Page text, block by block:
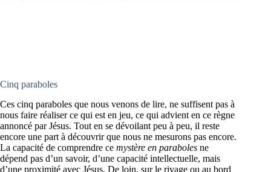
Cinq paraboles
Ces cinq paraboles que nous venons de lire, ne suffisent pas à
nous faire réaliser ce qui est en jeu, ce qui advient en ce règne
annoncé par Jésus. Tout en se dévoilant peu à peu, il reste
encore une part à découvrir que nous ne mesurons pas encore.
La capacité de comprendre ce mystère en paraboles ne
dépend pas d’un savoir, d’une capacité intellectuelle, mais
d’une proximité avec Jésus. De loin, sur le rivage ou au bord